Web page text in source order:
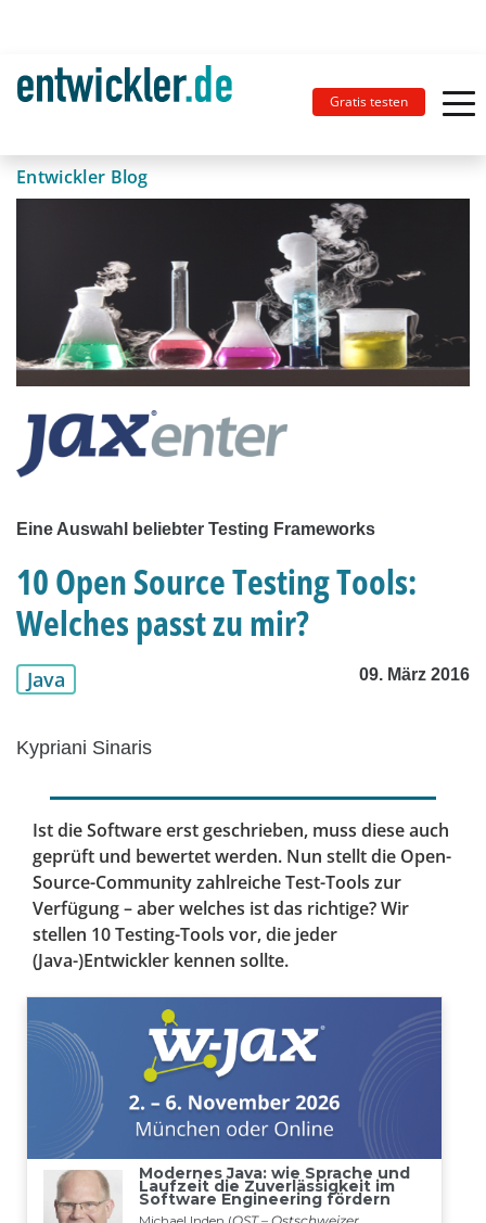
Gratis testen
Entwickler Blog
Eine Auswahl beliebter Testing Frameworks
10 Open Source Testing Tools:
Welches passt zu mir?
Java 09. März 2016
Kypriani Sinaris
Ist die Software erst geschrieben, muss diese auch
geprüft und bewertet werden. Nun stellt die Open-
Source-Community zahlreiche Test-Tools zur
Verfügung – aber welches ist das richtige? Wir
stellen 10 Testing-Tools vor, die jeder
(Java-)Entwickler kennen sollte.